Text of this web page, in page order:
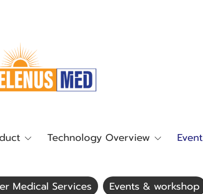
Technology Overview Event
Medical Services Events & workshop